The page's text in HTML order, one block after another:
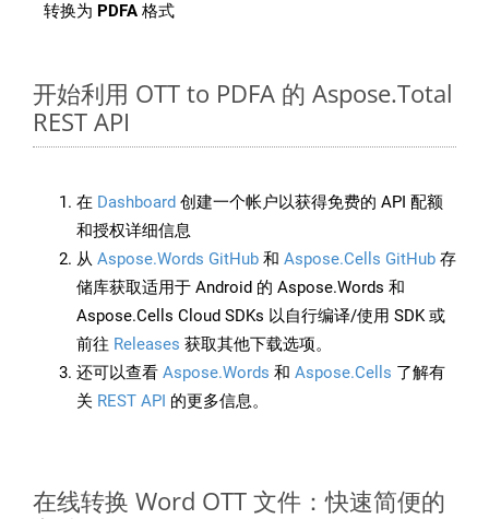
转换为 PDFA 格式
开始利用 OTT to PDFA 的 Aspose.Total
REST API
在 Dashboard 创建一个帐户以获得免费的 API 配额
和授权详细信息
从 Aspose.Words GitHub 和 Aspose.Cells GitHub 存
储库获取适用于 Android 的 Aspose.Words 和
Aspose.Cells Cloud SDKs 以自行编译/使用 SDK 或
前往 Releases 获取其他下载选项。
还可以查看 Aspose.Words 和 Aspose.Cells 了解有
关 REST API 的更多信息。
在线转换 Word OTT 文件：快速简便的